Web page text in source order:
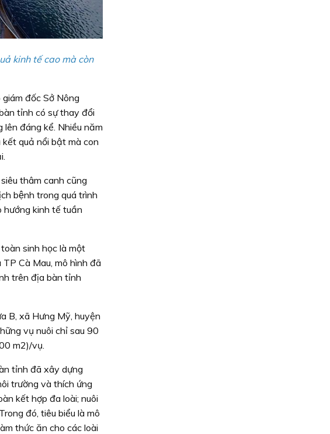
kinh tế cao mà còn
đốc Sở Nông
tỉnh có sự thay đổi
đáng kể. Nhiều năm
quả nổi bật mà con
thâm canh cũng
bệnh trong quá trình
hướng kinh tế tuần
sinh học là một
Cà Mau, mô hình đã
trên địa bàn tỉnh
B, xã Hưng Mỹ, huyện
vụ nuôi chỉ sau 90
m2)/vụ.
tỉnh đã xây dựng
trường và thích ứng
kết hợp đa loài; nuôi
đó, tiêu biểu là mô
thức ăn cho các loài